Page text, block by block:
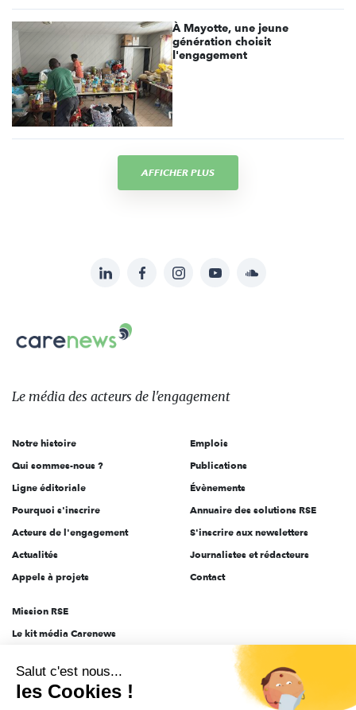
À Mayotte, une jeune
génération choisit
l'engagement
AFFICHER PLUS
sur:
LinkedInFacebookInstagramYouTubeSoundcloud
Carenews,
Le
des
l'engagement
Le média des acteurs de l'engagement
Notre histoire
Qui sommes-nous ?
Ligne éditoriale
Pourquoi s'inscrire
Acteurs de l'engagement
Actualités
Appels à projets
Emplois
Publications
Évènements
Annuaire des solutions RSE
S'inscrire aux newsletters
Journalistes et rédacteurs
Contact
Mission RSE
Le kit média Carenews
AEF info
Novethic
Salut c'est nous...
les Cookies !